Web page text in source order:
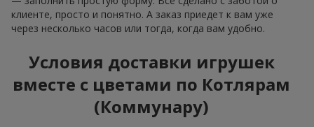
клиенте, просто и понятно. А заказ приедет к вам уже
через несколько часов или тогда, когда вам удобно.
Условия доставки игрушек
вместе с цветами по Котлярам
(Коммунару)